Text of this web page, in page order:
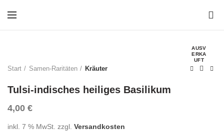
AUSV
ERKA
UFT
Start Samen-Raritäten Kräuter
Tulsi-indisches heiliges Basilikum
4,00 €
inkl. 7 % MwSt. zzgl. Versandkosten